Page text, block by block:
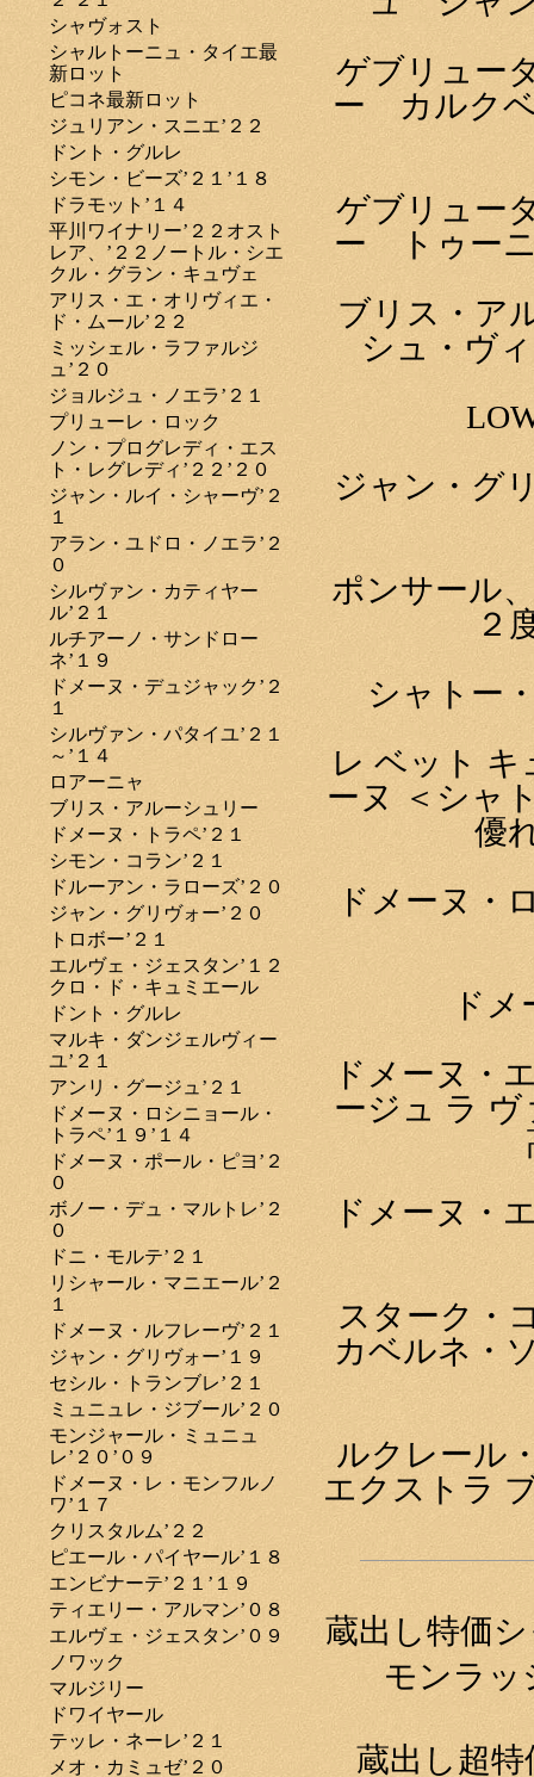
シャヴォスト
シャルトーニュ・タイエ最
新ロット
ピコネ最新ロット
ジュリアン・スニエ’２２
ドント・グルレ
シモン・ビーズ’２１’１８
ドラモット’１４
平川ワイナリー’２２オスト
レア、’２２ノートル・シエ
クル・グラン・キュヴェ
アリス・エ・オリヴィエ・
ド・ムール’２２
ミッシェル・ラファルジ
ュ’２０
ジョルジュ・ノエラ’２１
プリューレ・ロック
ノン・プログレディ・エス
ト・レグレディ’２２’２０
ジャン・ルイ・シャーヴ’２
１
アラン・ユドロ・ノエラ’２
０
シルヴァン・カティヤー
ル’２１
ルチアーノ・サンドロー
ネ’１９
ドメーヌ・デュジャック’２
１
シルヴァン・パタイユ’２１
～’１４
ロアーニャ
ブリス・アルーシュリー
ドメーヌ・トラペ’２１
シモン・コラン’２１
ドルーアン・ラローズ’２０
ジャン・グリヴォー’２０
トロボー’２１
エルヴェ・ジェスタン’１２
クロ・ド・キュミエール
ドント・グルレ
マルキ・ダンジェルヴィー
ユ’２１
アンリ・グージュ’２１
ドメーヌ・ロシニョール・
トラペ’１９’１４
ドメーヌ・ポール・ピヨ’２
０
ボノー・デュ・マルトレ’２
０
ドニ・モルテ’２１
リシャール・マニエール’２
１
ドメーヌ・ルフレーヴ’２１
ジャン・グリヴォー’１９
セシル・トランブレ’２１
ミュニュレ・ジブール’２０
モンジャール・ミュニュ
レ’２０’０９
ドメーヌ・レ・モンフルノ
ワ’１７
クリスタルム’２２
ピエール・パイヤール’１８
エンビナーテ’２１’１９
ティエリー・アルマン’０８
エルヴェ・ジェスタン’０９
ノワック
マルジリー
ドワイヤール
テッレ・ネーレ’２１
メオ・カミュゼ’２０
ゲブリュー
ー カルク
ゲブリュー
ー トゥーニ
ブリス・ア
シュ・ヴ
ジャン・グ
ポンサール
２
シャトー
レ ベット
ーヌ ＜シャ
優
ドメーヌ・
ド
ドメーヌ・
ージュ ラ
ドメーヌ・
スターク・
カベルネ・
ルクレール
エクストラ
蔵出し特価
モンラッ
蔵出し超